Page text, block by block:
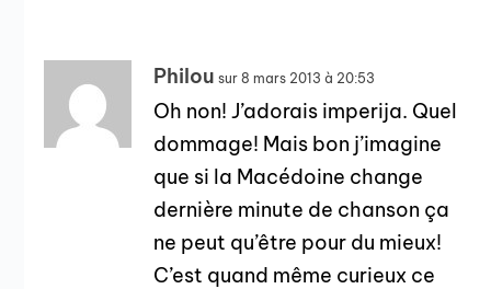
Philou sur 8 mars 2013 à 20:53
Oh non! J’adorais imperija. Quel
dommage! Mais bon j’imagine
que si la Macédoine change
dernière minute de chanson ça
ne peut qu’être pour du mieux!
C’est quand même curieux ce